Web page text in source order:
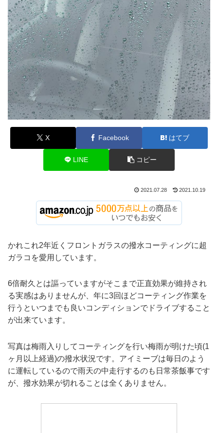
X Facebook はてブ
LINE コピー
2021.07.28 2021.10.19
かれこれ2年近くフロントガラスの撥水コーティングに超
ガラコを愛用しています。
6倍耐久とは謳っていますがそこまで正直効果が維持され
る実感はありませんが、年に3回ほどコーティング作業を
行うといつまでも良いコンディションでドライブすること
が出来ています。
写真は梅雨入りしてコーティングを行い梅雨が明けた頃(1
ヶ月以上経過)の撥水状況です。アイミーブは毎日のよう
に運転しているので雨天の中走行するのも日常茶飯事です
が、撥水効果が切れることは全くありません。